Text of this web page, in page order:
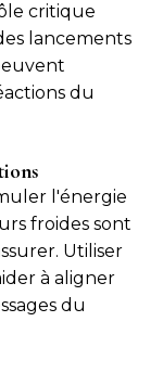
critique
lancements
du
l'énergie
froides sont
Utiliser
à aligner
du